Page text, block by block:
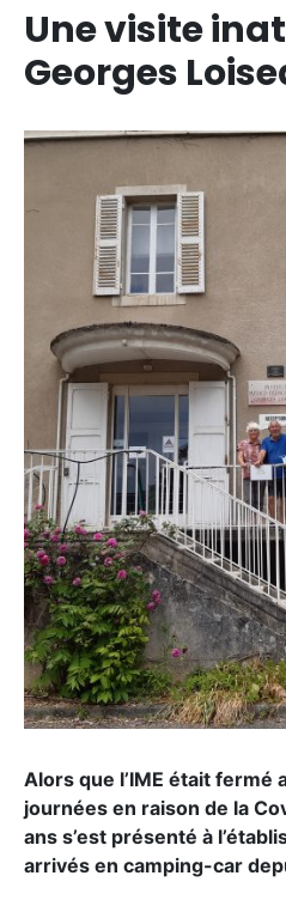
Une visite
Georges
Alors que l’IME était fermé
journées en raison de la
ans s’est présenté à
arrivés en camping-car